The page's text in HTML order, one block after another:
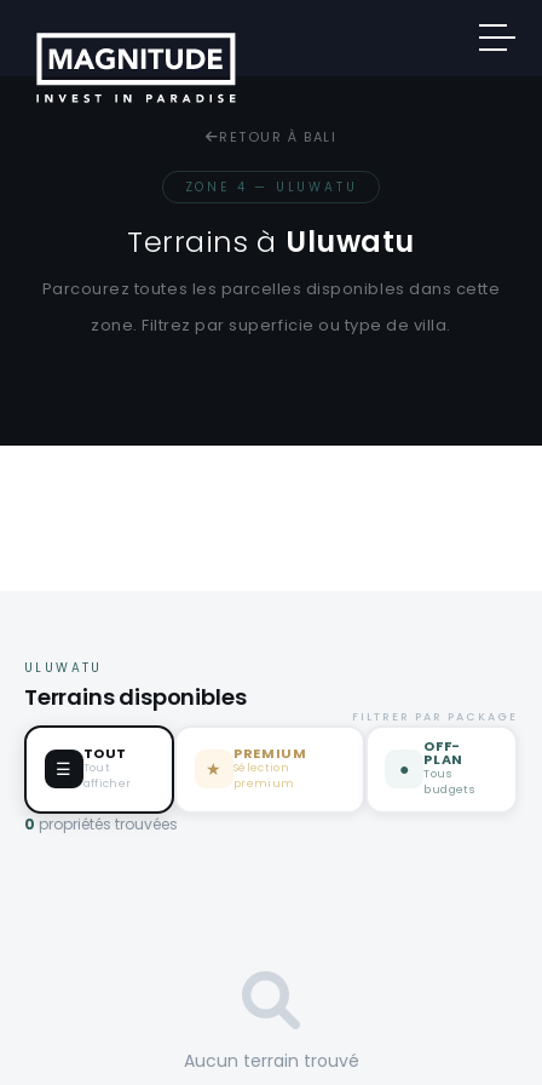
RETOUR À BALI
ZONE 4 — ULUWATU
Terrains à Uluwatu
Parcourez toutes les parcelles disponibles dans cette
zone. Filtrez par superficie ou type de villa.
ULUWATU
Terrains disponibles
FILTRER PAR PACKAGE
☰
TOUT
Tout
afficher
★
PREMIUM
Sélection
premium
●
OFF-
PLAN
Tous
budgets
0 propriétés trouvées
Aucun terrain trouvé